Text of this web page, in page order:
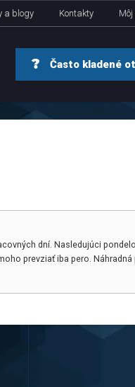
a blogy Kontakty Môj
Často kladené
dní. Nasledujúci
prevziať iba pero.